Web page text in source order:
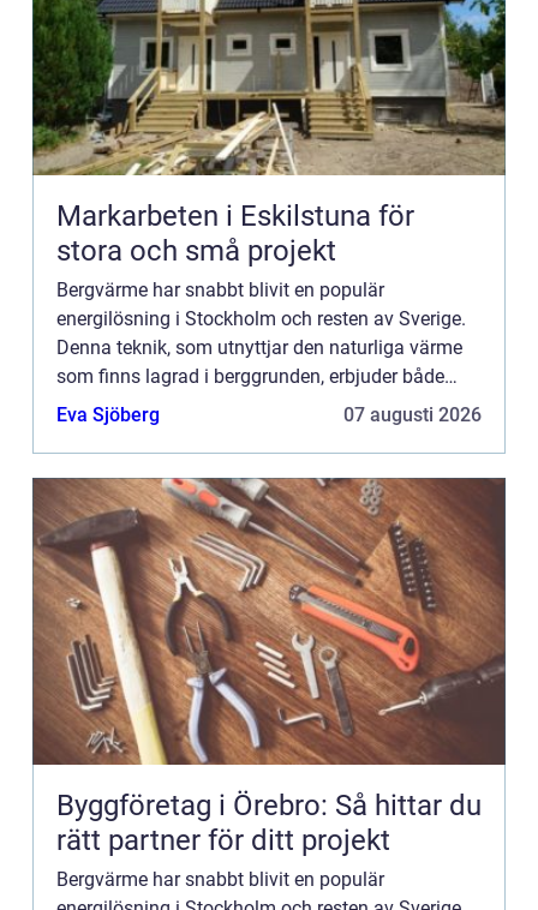
Markarbeten i Eskilstuna för
stora och små projekt
Bergvärme har snabbt blivit en populär
energilösning i Stockholm och resten av Sverige.
Denna teknik, som utnyttjar den naturliga värme
som finns lagrad i berggrunden, erbjuder både
miljövänliga och kostnadseffekti...
Eva Sjöberg 07 augusti 2026
Byggföretag i Örebro: Så hittar du
rätt partner för ditt projekt
Bergvärme har snabbt blivit en populär